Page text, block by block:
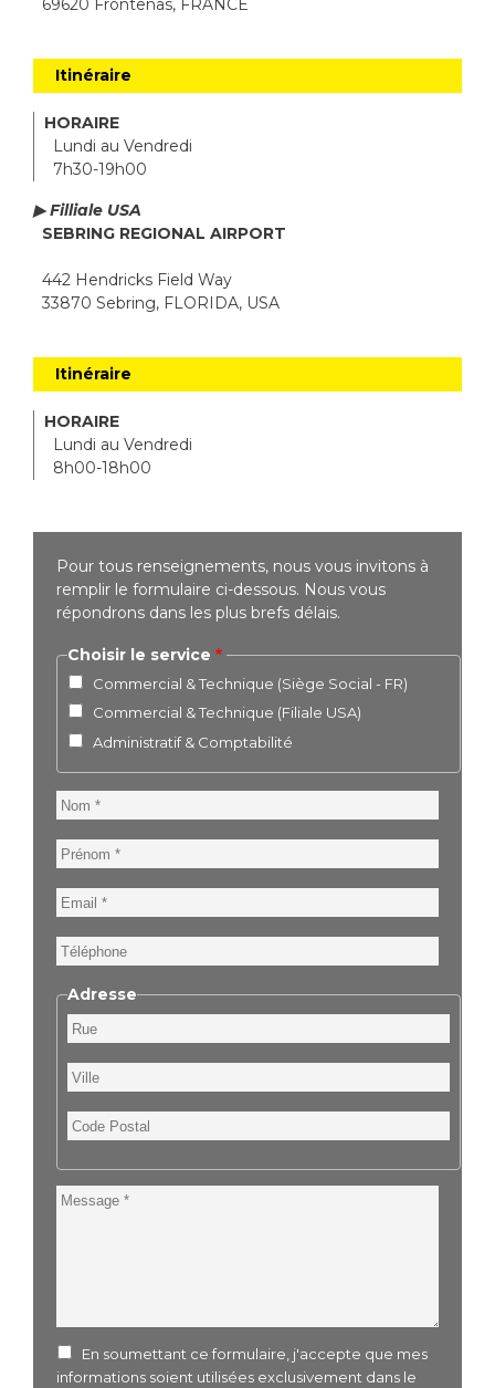
69620 Frontenas, FRANCE
Itinéraire
HORAIRE
Lundi au Vendredi
7h30-19h00
▶ Filliale USA
SEBRING REGIONAL AIRPORT
442 Hendricks Field Way
33870 Sebring, FLORIDA, USA
Itinéraire
HORAIRE
Lundi au Vendredi
8h00-18h00
Pour tous renseignements, nous vous invitons à
remplir le formulaire ci-dessous. Nous vous
répondrons dans les plus brefs délais.
Choisir le service
Commercial & Technique (Siège Social - FR)
Commercial & Technique (Filiale USA)
Administratif & Comptabilité
Nom
Prénom
Email
Téléphone
Adresse
Rue
Ville
Code
Postal
Message
En soumettant ce formulaire, j'accepte que mes
informations soient utilisées exclusivement dans le